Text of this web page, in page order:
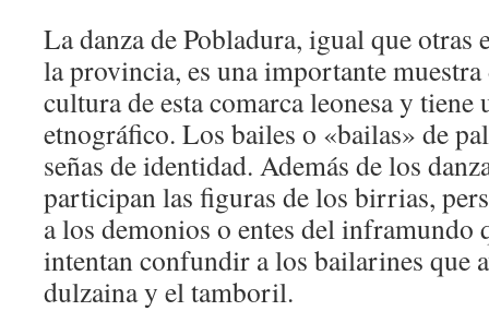
La danza de Pobladura, igual que otras
la provincia, es una importante
cultura de esta comarca leonesa y tiene
etnográfico. Los bailes o «bailas» de
señas de identidad. Además de los
participan las figuras de los birrias,
a los demonios o entes del inframundo
intentan confundir a los bailarines que
dulzaina y el tamboril.